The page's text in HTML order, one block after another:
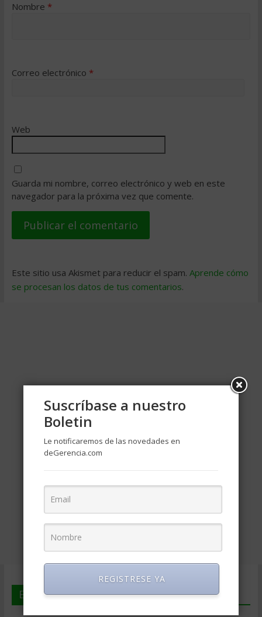
Nombre *
Correo electrónico *
Web
Guarda mi nombre, correo electrónico y web en este
navegador para la próxima vez que comente.
Este sitio usa Akismet para reducir el spam. Aprende cómo
se procesan los datos de tus comentarios.
En deGerencia.com
Suscríbase a nuestro
Boletin
Le notificaremos de las novedades en
deGerencia.com
REGISTRESE YA